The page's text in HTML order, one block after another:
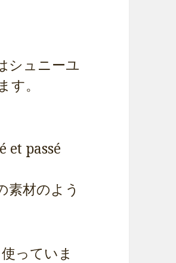
シュニーユ
。
et passé
材のよう
っていま